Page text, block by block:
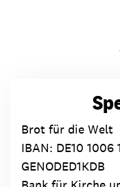
Brot für die Welt
IBAN: DE10
GENODED1KDB